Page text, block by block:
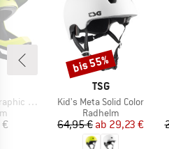
Design
MARKE
TSG
Artikel
Kid's Meta Solid Color
Produktgruppe
Radhelm
Preis
64,95 € reduzierter
ab 29,23 €
Rabatt
bis 55%